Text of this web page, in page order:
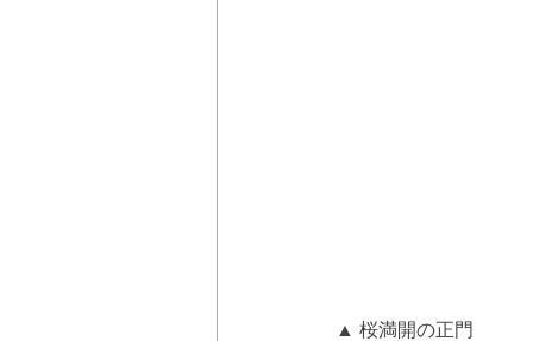
▲ 桜満開の正門